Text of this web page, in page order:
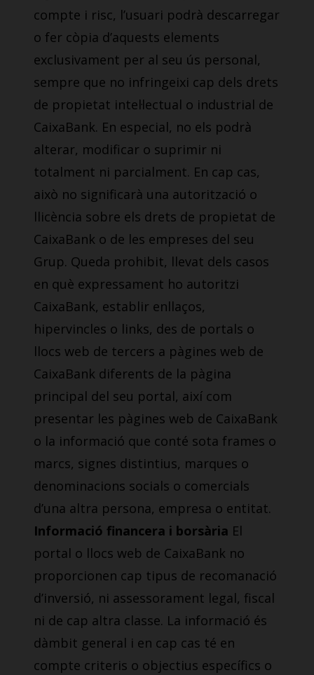
compte i risc, l’usuari podrà descarregar
o fer còpia d’aquests elements
exclusivament per al seu ús personal,
sempre que no infringeixi cap dels drets
de propietat intel·lectual o industrial de
CaixaBank. En especial, no els podrà
alterar, modificar o suprimir ni
totalment ni parcialment. En cap cas,
això no significarà una autorització o
llicència sobre els drets de propietat de
CaixaBank o de les empreses del seu
Grup. Queda prohibit, llevat dels casos
en què expressament ho autoritzi
CaixaBank, establir enllaços,
hipervincles o links, des de portals o
llocs web de tercers a pàgines web de
CaixaBank diferents de la pàgina
principal del seu portal, així com
presentar les pàgines web de CaixaBank
o la informació que conté sota frames o
marcs, signes distintius, marques o
denominacions socials o comercials
d’una altra persona, empresa o entitat.
Informació financera i borsària El
portal o llocs web de CaixaBank no
proporcionen cap tipus de recomanació
d’inversió, ni assessorament legal, fiscal
ni de cap altra classe. La informació és
dàmbit general i en cap cas té en
compte criteris o objectius específics o